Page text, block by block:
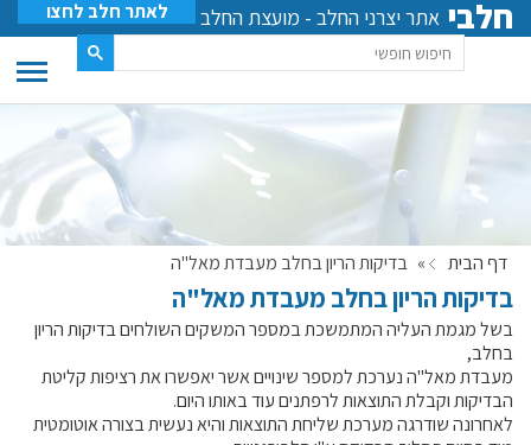
חלבי אתר יצרני החלב - מועצת החלב לאתר חלב לחצו
דף הבית » בדיקות הריון בחלב מעבדת מאל"ה
בדיקות הריון בחלב מעבדת מאל"ה
בשל מגמת העליה המתמשכת במספר המשקים השולחים בדיקות הריון
בחלב,
מעבדת מאל"ה נערכת למספר שינויים אשר יאפשרו את רציפות קליטת
הבדיקות וקבלת התוצאות לרפתנים עוד באותו היום.
לאחרונה שודרגה מערכת שליחת התוצאות והיא נעשית בצורה אוטומטית